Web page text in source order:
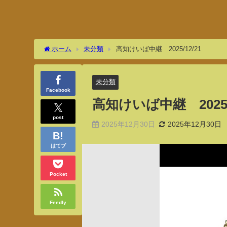
ホーム 未分類 高知けいば中継 2025/12/21
Facebook
post
はてブ
Pocket
Feedly
未分類
高知けいば中継
2025年12月30日 2025年12月30日